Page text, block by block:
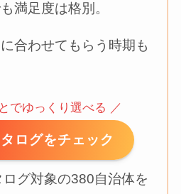
満足度は格別。
合わせてもらう時期も
でゆっくり選べる ／
ログをチェック
グ対象の380自治体を